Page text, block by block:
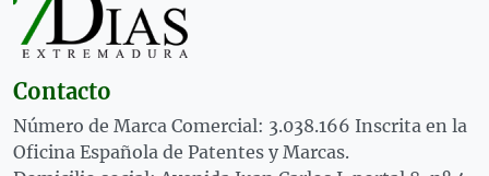
Contacto
Número de Marca Comercial: 3.038.166 Inscrita en la
Oficina Española de Patentes y Marcas.